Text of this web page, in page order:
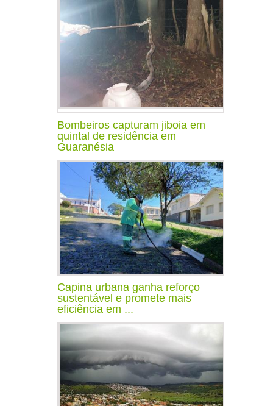
Bombeiros capturam jiboia em
quintal de residência em
Guaranésia
Capina urbana ganha reforço
sustentável e promete mais
eficiência em ...